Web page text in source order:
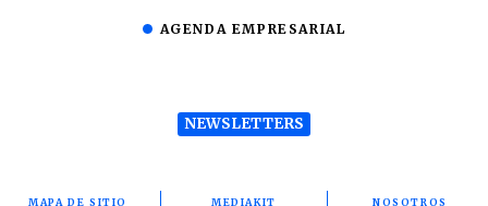
AGENDA EMPRESARIAL
NEWSLETTERS
MAPA DE SITIO MEDIAKIT NOSOTROS